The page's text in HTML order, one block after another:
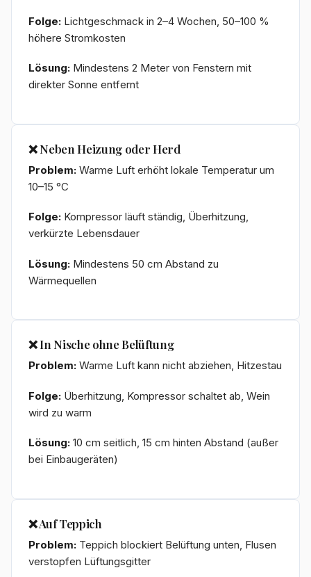
Folge: Lichtgeschmack in 2–4 Wochen, 50–100 %
höhere Stromkosten
Lösung: Mindestens 2 Meter von Fenstern mit
direkter Sonne entfernt
❌ Neben Heizung oder Herd
Problem: Warme Luft erhöht lokale Temperatur um
10–15 °C
Folge: Kompressor läuft ständig, Überhitzung,
verkürzte Lebensdauer
Lösung: Mindestens 50 cm Abstand zu
Wärmequellen
❌ In Nische ohne Belüftung
Problem: Warme Luft kann nicht abziehen, Hitzestau
Folge: Überhitzung, Kompressor schaltet ab, Wein
wird zu warm
Lösung: 10 cm seitlich, 15 cm hinten Abstand (außer
bei Einbaugeräten)
❌ Auf Teppich
Problem: Teppich blockiert Belüftung unten, Flusen
verstopfen Lüftungsgitter